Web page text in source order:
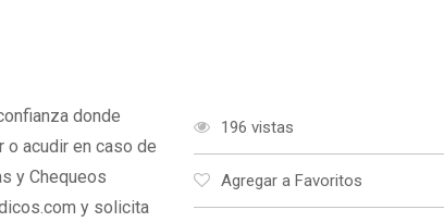
donde
acudir en caso de
y Chequeos
y solicita
196 vistas
Agregar a Favoritos